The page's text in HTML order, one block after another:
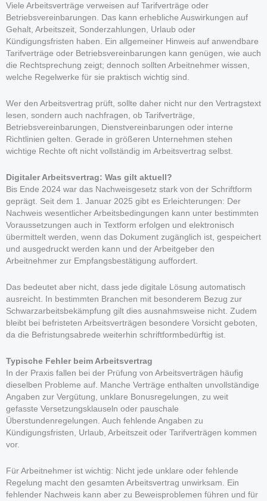
Viele Arbeitsverträge verweisen auf Tarifverträge oder
Betriebsvereinbarungen. Das kann erhebliche Auswirkungen auf
Gehalt, Arbeitszeit, Sonderzahlungen, Urlaub oder
Kündigungsfristen haben. Ein allgemeiner Hinweis auf anwendbare
Tarifverträge oder Betriebsvereinbarungen kann genügen, wie auch
die Rechtsprechung zeigt; dennoch sollten Arbeitnehmer wissen,
welche Regelwerke für sie praktisch wichtig sind.
Wer den Arbeitsvertrag prüft, sollte daher nicht nur den Vertragstext
lesen, sondern auch nachfragen, ob Tarifverträge,
Betriebsvereinbarungen, Dienstvereinbarungen oder interne
Richtlinien gelten. Gerade in größeren Unternehmen stehen
wichtige Rechte oft nicht vollständig im Arbeitsvertrag selbst.
Digitaler Arbeitsvertrag: Was gilt aktuell?
Bis Ende 2024 war das Nachweisgesetz stark von der Schriftform
geprägt. Seit dem 1. Januar 2025 gibt es Erleichterungen: Der
Nachweis wesentlicher Arbeitsbedingungen kann unter bestimmten
Voraussetzungen auch in Textform erfolgen und elektronisch
übermittelt werden, wenn das Dokument zugänglich ist, gespeichert
und ausgedruckt werden kann und der Arbeitgeber den
Arbeitnehmer zur Empfangsbestätigung auffordert.
Das bedeutet aber nicht, dass jede digitale Lösung automatisch
ausreicht. In bestimmten Branchen mit besonderem Bezug zur
Schwarzarbeitsbekämpfung gilt dies ausnahmsweise nicht. Zudem
bleibt bei befristeten Arbeitsverträgen besondere Vorsicht geboten,
da die Befristungsabrede weiterhin schriftformbedürftig ist.
Typische Fehler beim Arbeitsvertrag
In der Praxis fallen bei der Prüfung von Arbeitsverträgen häufig
dieselben Probleme auf. Manche Verträge enthalten unvollständige
Angaben zur Vergütung, unklare Bonusregelungen, zu weit
gefasste Versetzungsklauseln oder pauschale
Überstundenregelungen. Auch fehlende Angaben zu
Kündigungsfristen, Urlaub, Arbeitszeit oder Tarifverträgen kommen
vor.
Für Arbeitnehmer ist wichtig: Nicht jede unklare oder fehlende
Regelung macht den gesamten Arbeitsvertrag unwirksam. Ein
fehlender Nachweis kann aber zu Beweisproblemen führen und für